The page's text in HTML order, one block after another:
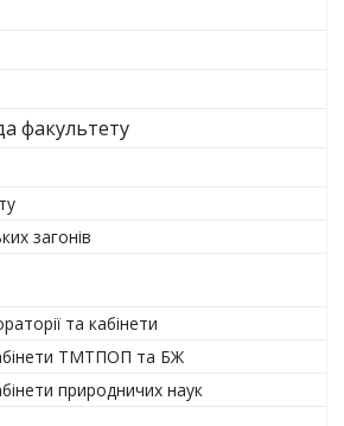
факультету
загонів
та кабінети
ТМТПОП та БЖ
природничих наук